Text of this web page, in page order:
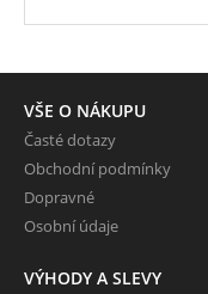
VŠE O NÁKUPU
Časté dotazy
Obchodní podmínky
Dopravné
Osobní údaje
VÝHODY A SLEVY